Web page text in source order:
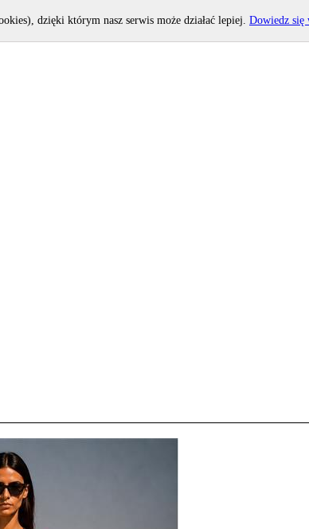
dzięki którym nasz serwis może działać lepiej. Dowiedz się